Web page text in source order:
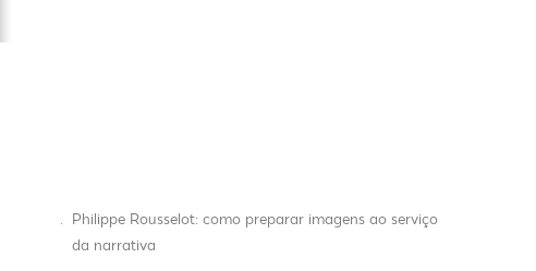
.
Philippe Rousselot: como preparar imagens ao serviço
da narrativa